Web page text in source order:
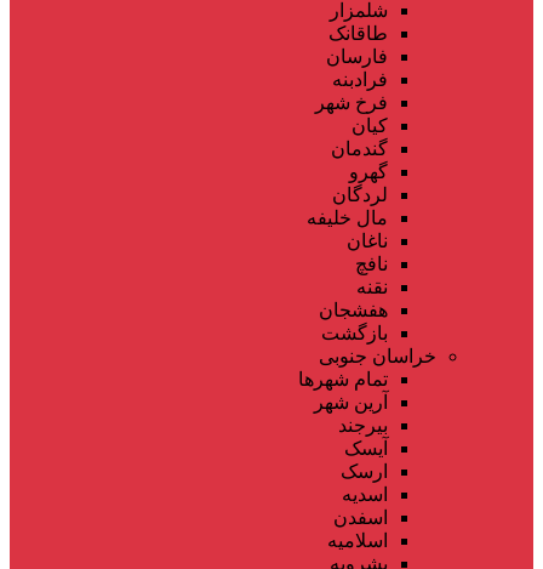
شلمزار
طاقانک
فارسان
فرادبنه
فرخ شهر
کیان
گندمان
گهرو
لردگان
مال خلیفه
ناغان
نافچ
نقنه
هفشجان
بازگشت
خراسان جنوبی
تمام شهر‌ها
آرین شهر
بیرجند
آیسک
ارسک
اسدیه
اسفدن
اسلامیه
بشرویه